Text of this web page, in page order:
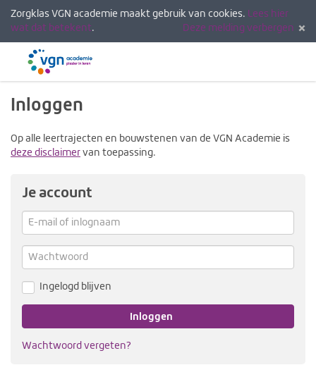
Zorgklas VGN academie maakt gebruik van cookies. Lees hier
wat dat betekent. Deze melding verbergen
Menu
Inloggen
Op alle leertrajecten en bouwstenen van de VGN Academie is
deze disclaimer van toepassing.
Je account
E-
mail
of
inlognaam
Wachtwoord
Ingelogd blijven
Inloggen
Wachtwoord vergeten?